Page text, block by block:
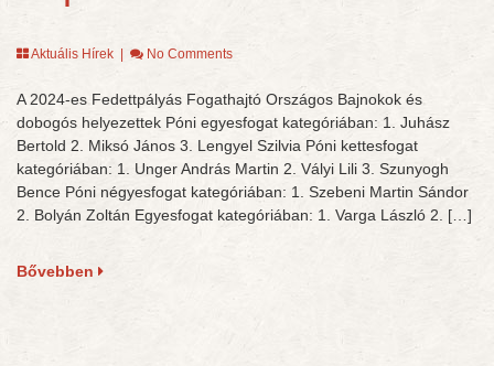
Aktuális Hírek No Comments
A 2024-es Fedettpályás Fogathajtó Országos Bajnokok és
dobogós helyezettek Póni egyesfogat kategóriában: 1. Juhász
Bertold 2. Miksó János 3. Lengyel Szilvia Póni kettesfogat
kategóriában: 1. Unger András Martin 2. Vályi Lili 3. Szunyogh
Bence Póni négyesfogat kategóriában: 1. Szebeni Martin Sándor
2. Bolyán Zoltán Egyesfogat kategóriában: 1. Varga László 2. […]
Bővebben